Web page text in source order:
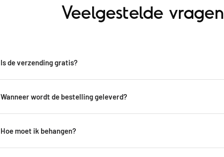
Veelgestelde vragen
Is de verzending gratis?
Wanneer wordt de bestelling geleverd?
Hoe moet ik behangen?